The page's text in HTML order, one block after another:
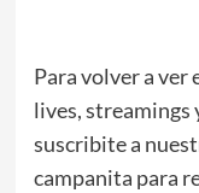
Para volver a ver
lives, streamings
suscribite a
campanita para